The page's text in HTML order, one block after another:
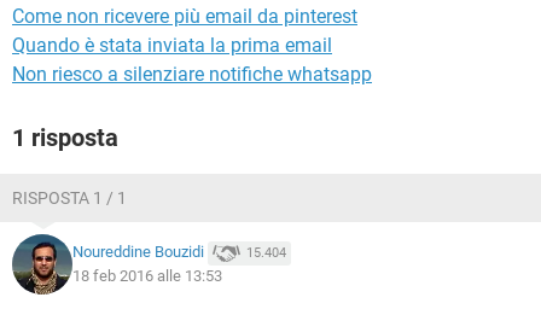
Come non ricevere più email da pinterest
Quando è stata inviata la prima email
Non riesco a silenziare notifiche whatsapp
1 risposta
RISPOSTA 1 / 1
Noureddine Bouzidi 15.404
18 feb 2016 alle 13:53